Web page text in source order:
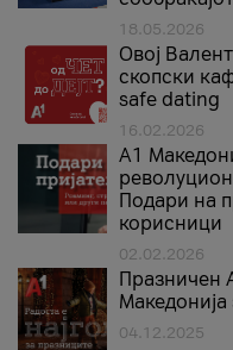
18.05.2026
Овој
скопски
safe dating
16.02.2026
А1
Подари на
корисници
02.02.2026
Празничен
04.12.2025